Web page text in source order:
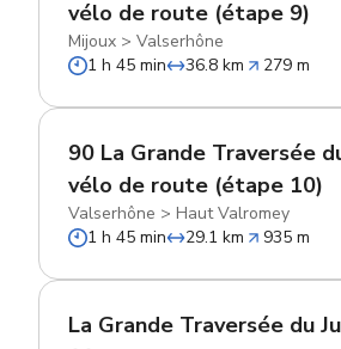
vélo de route (étape 9)
Mijoux > Valserhône
1 h 45 min
36.8 km 279 m
90 La Grande Traversée
vélo de route (étape 10)
Valserhône > Haut Valromey
1 h 45 min
29.1 km 935 m
La Grande Traversée du